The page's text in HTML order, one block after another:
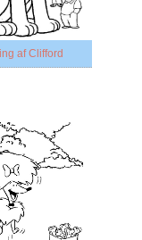
af Clifford